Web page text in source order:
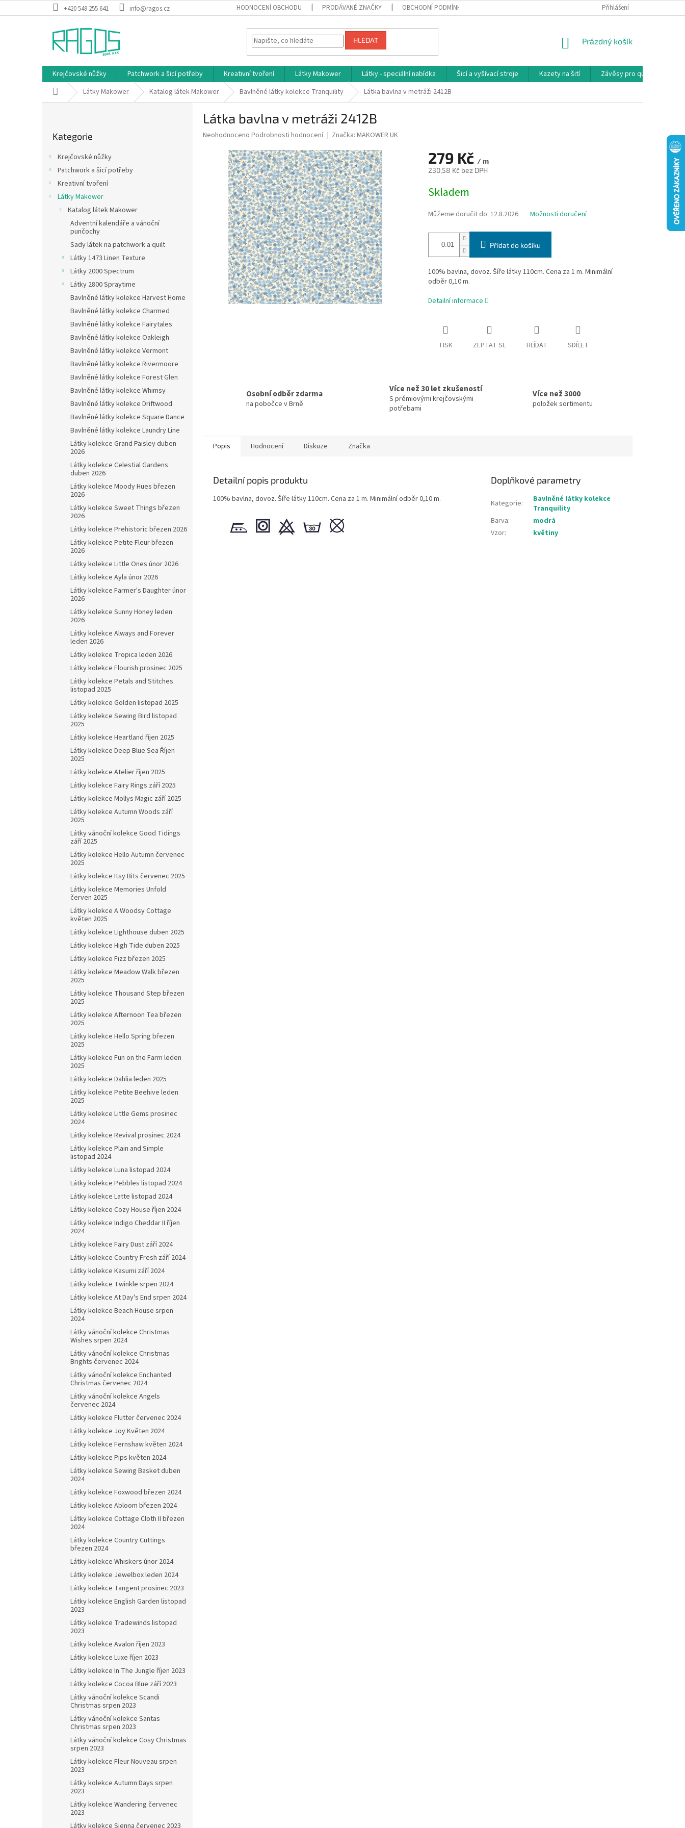
na
+420 549 255 641 info@ragos.cz HODNOCENÍ OBCHODU PRODÁVANÉ ZNAČKY OBCHODNÍ PODMÍNKY REKLAMAČNÍ PODMÍNKY
Přihlášení
HLEDAT
NÁKUPNÍ
Prázdný košík
Krejčovské nůžky Patchwork a šicí potřeby Kreativní tvoření Látky Makower Látky - speciální nabídka Šicí a vyšívací stroje Kazety na šití Závěsy pro quilty
Domů Látky Makower Katalog látek Makower Bavlněné látky kolekce Tranquility Látka bavlna v metráži 2412B
kategorie
Kategorie
Krejčovské nůžky
Patchwork a šicí potřeby
Kreativní tvoření
Látky Makower
Katalog látek Makower
Adventní kalendáře a vánoční
punčochy
Sady látek na patchwork a quilt
Látky 1473 Linen Texture
Látky 2000 Spectrum
Látky 2800 Spraytime
Bavlněné látky kolekce Harvest Home
Bavlněné látky kolekce Charmed
Bavlněné látky kolekce Fairytales
Bavlněné látky kolekce Oakleigh
Bavlněné látky kolekce Vermont
Bavlněné látky kolekce Rivermoore
Bavlněné látky kolekce Forest Glen
Bavlněné látky kolekce Whimsy
Bavlněné látky kolekce Driftwood
Bavlněné látky kolekce Square Dance
Bavlněné látky kolekce Laundry Line
Látky kolekce Grand Paisley duben
2026
Látky kolekce Celestial Gardens
duben 2026
Látky kolekce Moody Hues březen
2026
Látky kolekce Sweet Things březen
2026
Látky kolekce Prehistoric březen 2026
Látky kolekce Petite Fleur březen
2026
Látky kolekce Little Ones únor 2026
Látky kolekce Ayla únor 2026
Látky kolekce Farmer's Daughter únor
2026
Látky kolekce Sunny Honey leden
2026
Látky kolekce Always and Forever
leden 2026
Látky kolekce Tropica leden 2026
Látky kolekce Flourish prosinec 2025
Látky kolekce Petals and Stitches
listopad 2025
Látky kolekce Golden listopad 2025
Látky kolekce Sewing Bird listopad
2025
Látky kolekce Heartland říjen 2025
Látky kolekce Deep Blue Sea Říjen
2025
Látky kolekce Atelier říjen 2025
Látky kolekce Fairy Rings září 2025
Látky kolekce Mollys Magic září 2025
Látky kolekce Autumn Woods září
2025
Látky vánoční kolekce Good Tidings
září 2025
Látky kolekce Hello Autumn červenec
2025
Látky kolekce Itsy Bits červenec 2025
Látky kolekce Memories Unfold
červen 2025
Látky kolekce A Woodsy Cottage
květen 2025
Látky kolekce Lighthouse duben 2025
Látky kolekce High Tide duben 2025
Látky kolekce Fizz březen 2025
Látky kolekce Meadow Walk březen
2025
Látky kolekce Thousand Step březen
2025
Látky kolekce Afternoon Tea březen
2025
Látky kolekce Hello Spring březen
2025
Látky kolekce Fun on the Farm leden
2025
Látky kolekce Dahlia leden 2025
Látky kolekce Petite Beehive leden
2025
Látky kolekce Little Gems prosinec
2024
Látky kolekce Revival prosinec 2024
Látky kolekce Plain and Simple
listopad 2024
Látky kolekce Luna listopad 2024
Látky kolekce Pebbles listopad 2024
Látky kolekce Latte listopad 2024
Látky kolekce Cozy House říjen 2024
Látky kolekce Indigo Cheddar II říjen
2024
Látky kolekce Fairy Dust září 2024
Látky kolekce Country Fresh září 2024
Látky kolekce Kasumi září 2024
Látky kolekce Twinkle srpen 2024
Látky kolekce At Day's End srpen 2024
Látky kolekce Beach House srpen
2024
Látky vánoční kolekce Christmas
Wishes srpen 2024
Látky vánoční kolekce Christmas
Brights červenec 2024
Látky vánoční kolekce Enchanted
Christmas červenec 2024
Látky vánoční kolekce Angels
červenec 2024
Látky kolekce Flutter červenec 2024
Látky kolekce Joy Květen 2024
Látky kolekce Fernshaw květen 2024
Látky kolekce Pips květen 2024
Látky kolekce Sewing Basket duben
2024
Látky kolekce Foxwood březen 2024
Látky kolekce Abloom březen 2024
Látky kolekce Cottage Cloth II březen
2024
Látky kolekce Country Cuttings
březen 2024
Látky kolekce Whiskers únor 2024
Látky kolekce Jewelbox leden 2024
Látky kolekce Tangent prosinec 2023
Látky kolekce English Garden listopad
2023
Látky kolekce Tradewinds listopad
2023
Látky kolekce Avalon říjen 2023
Látky kolekce Luxe říjen 2023
Látky kolekce In The Jungle říjen 2023
Látky kolekce Cocoa Blue září 2023
Látky vánoční kolekce Scandi
Christmas srpen 2023
Látky vánoční kolekce Santas
Christmas srpen 2023
Látky vánoční kolekce Cosy Christmas
srpen 2023
Látky kolekce Fleur Nouveau srpen
2023
Látky kolekce Autumn Days srpen
2023
Látky kolekce Wandering červenec
2023
Látky kolekce Sienna červenec 2023
Látka bavlna v metráži 2412B
Průměrné
produktu
hvězdiček.
Neohodnoceno Podrobnosti hodnocení Značka: MAKOWER UK
279 Kč / m
230,58 Kč bez DPH
cena:
Skladem
Můžeme doručit do: 12.8.2026 Možnosti doručení
Přidat do košíku
100% bavlna, dovoz. Šíře látky 110cm. Cena za 1 m. Minimální
odběr 0,10 m.
Detailní informace
TISK ZEPTAT SE HLÍDAT SDÍLET
Osobní odběr zdarma
na pobočce v Brně
Více než 30 let zkušeností
S prémiovými krejčovskými
potřebami
Více než 3000
položek sortimentu
Popis Hodnocení Diskuze Značka
Detailní popis produktu
100% bavlna, dovoz. Šíře látky 110cm. Cena za 1 m. Minimální odběr 0,10 m.
Doplňkové parametry
Kategorie:
Bavlněné látky kolekce
Tranquility
Barva:
modrá
Vzor: květiny